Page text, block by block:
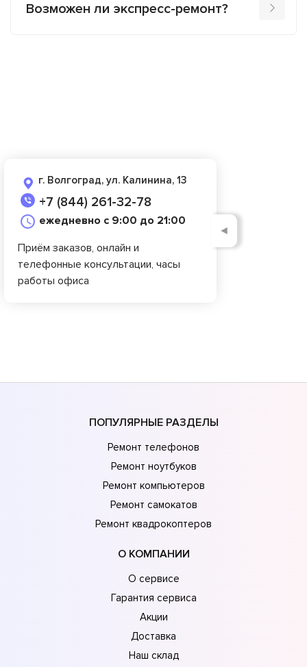
Возможен ли экспресс-ремонт?
г. Волгоград, ул. Калинина, 13
+7 (844) 261-32-78
ежедневно с 9:00 до 21:00
Приём заказов, онлайн и
телефонные консультации, часы
работы офиса
◄
ПОПУЛЯРНЫЕ РАЗДЕЛЫ
Ремонт телефонов
Ремонт ноутбуков
Ремонт компьютеров
Ремонт самокатов
Ремонт квадрокоптеров
О КОМПАНИИ
О сервисе
Гарантия сервиса
Акции
Доставка
Наш склад